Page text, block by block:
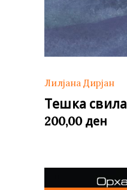
Лилјана Дирјан
Тешка свила
200,00 ден